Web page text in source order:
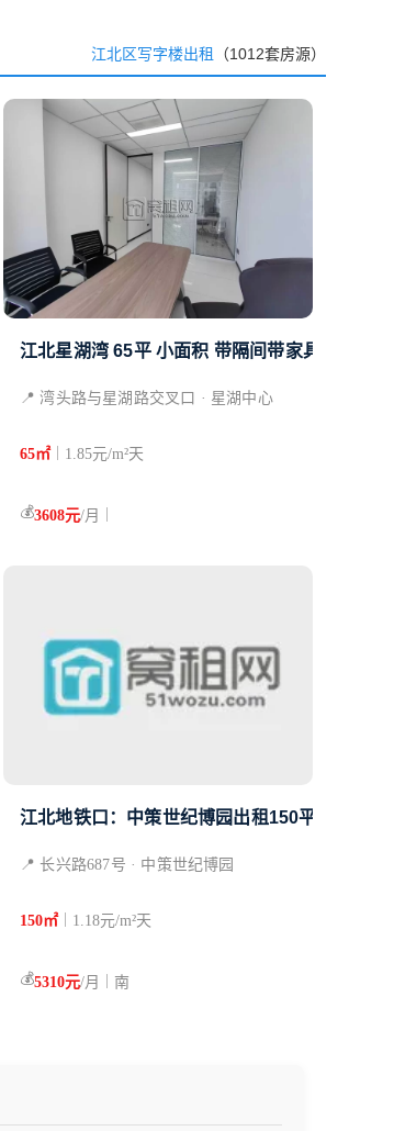
江北区写字楼出租 （1012套房源）
科云谷中心9
江北星湖湾 65平 小面积 带隔间带家具 ​拎包入
📍 湾头路与星湖路交叉口 · 星湖中心
65㎡ 1.85元/m²天
💰3608元/月
江北地铁口：中策世纪博园出租150平方，全新
📍 长兴路687号 · 中策世纪博园
150㎡ 1.18元/m²天
💰5310元/月 南